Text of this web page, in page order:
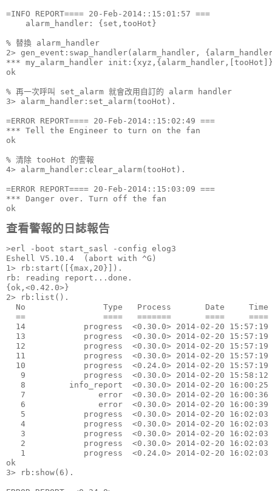
=INFO REPORT==== 20-Feb-2014::15:01:57 ===
    alarm_handler: {set,tooHot}
% 替換 alarm_handler
2> gen_event:swap_handler(alarm_handler,
*** my_alarm_handler
ok
% 再一次呼叫 set_alarm 就會改用自訂的 alarm handler
3> alarm_handler:set_alarm(tooHot).
=ERROR REPORT==== 20-Feb-2014::15:02:49 ===
*** Tell the Engineer to turn on the fan
ok
% 清除 tooHot 的警報
4> alarm_handler:clear_alarm(tooHot).
=ERROR REPORT==== 20-Feb-2014::15:03:09 ===
*** Danger over. Turn off the fan
ok
查看警報的日誌報告
>erl -boot start_sasl -config elog3
Eshell V5.10.4  (abort with ^G)
1> rb:start([{max,20}]).
rb: reading report...done.
{ok,<0.42.0>}
2> rb:list().
  No                Type   Process       Date     Time
  ==                ====   =======       ====     ====
  14            progress  <0.30.0> 2014-02-20 15:57:19
  13            progress  <0.30.0> 2014-02-20 15:57:19
  12            progress  <0.30.0> 2014-02-20 15:57:19
  11            progress  <0.30.0> 2014-02-20 15:57:19
  10            progress  <0.24.0> 2014-02-20 15:57:19
   9            progress  <0.30.0> 2014-02-20 15:58:12
   8         info_report  <0.30.0> 2014-02-20 16:00:25
   7               error  <0.30.0> 2014-02-20 16:00:36
   6               error  <0.30.0> 2014-02-20 16:00:39
   5            progress  <0.30.0> 2014-02-20 16:02:03
   4            progress  <0.30.0> 2014-02-20 16:02:03
   3            progress  <0.30.0> 2014-02-20 16:02:03
   2            progress  <0.30.0> 2014-02-20 16:02:03
   1            progress  <0.24.0> 2014-02-20 16:02:03
ok
3> rb:show(6).